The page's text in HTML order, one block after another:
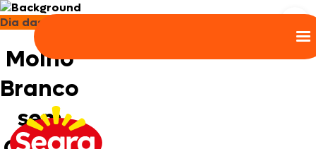
Dia das Mães
Molho
Branco
sem